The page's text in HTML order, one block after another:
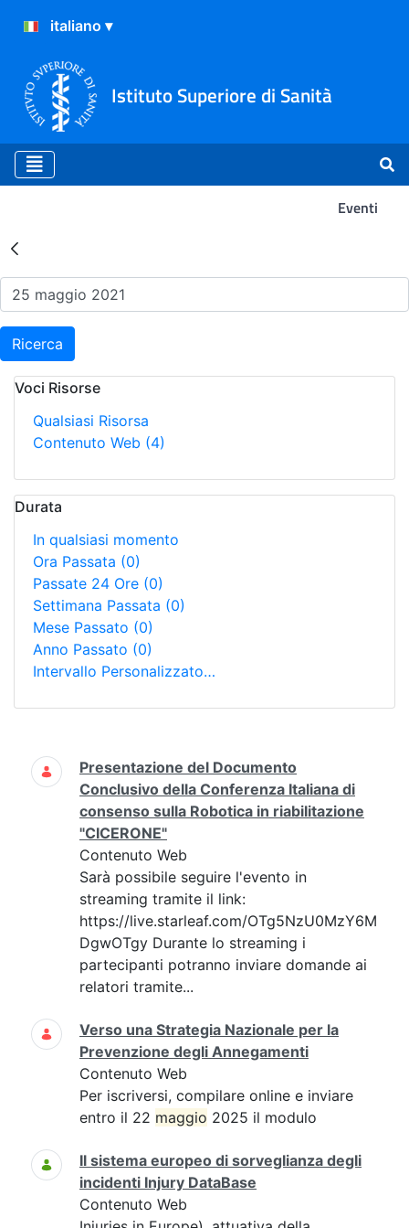
Istituto Superiore di Sanità
Eventi
Risultati della Ricerca -
Ricerca
Voci Risorse
Qualsiasi Risorsa
Contenuto Web (4)
Durata
In qualsiasi momento
Ora Passata (0)
Passate 24 Ore (0)
Settimana Passata (0)
Mese Passato (0)
Anno Passato (0)
Intervallo Personalizzato…
Ricerca
Presentazione del Documento
Conclusivo della Conferenza Italiana di
consenso sulla Robotica in riabilitazione
"CICERONE"
Contenuto Web
Sarà possibile seguire l'evento in
streaming tramite il link:
https://live.starleaf.com/OTg5NzU0MzY6M
DgwOTgy Durante lo streaming i
partecipanti potranno inviare domande ai
relatori tramite...
Verso una Strategia Nazionale per la
Prevenzione degli Annegamenti
Contenuto Web
Per iscriversi, compilare online e inviare
entro il 22 maggio 2025 il modulo
Il sistema europeo di sorveglianza degli
incidenti Injury DataBase
Contenuto Web